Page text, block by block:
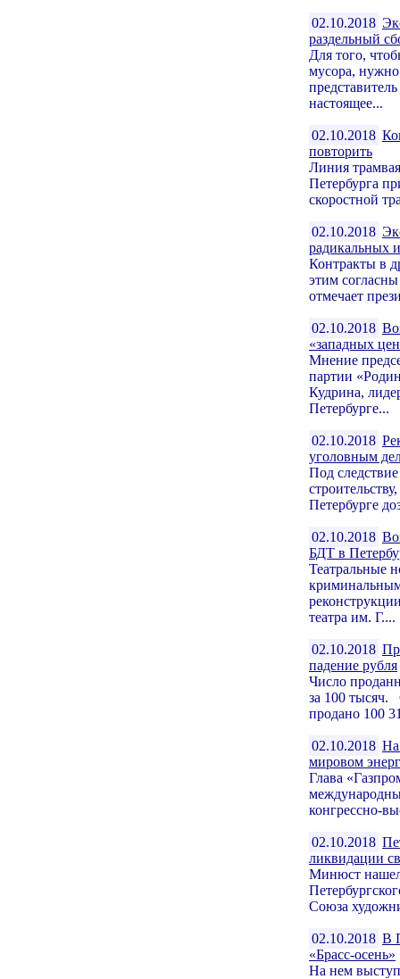
02.10.2018
раздельный
Для того,
мусора, нужно
настоящее...
02.10.2018
повторить
Линия
Петербурга
скоростной
02.10.2018
радикальных
Контракты в
этим
отмечает
02.10.2018
«западных
Мнение
партии
Кудрина,
Петербурге...
02.10.2018
уголовным
Под
Петербурге
02.10.2018
БДТ в
Театральные
театра им. Г....
02.10.2018
падение рубля
Число
за 100 тысяч.
продано 100
02.10.2018 На
мировом
Глава
конгрессно-
02.10.2018
ликвидации
Минюст нашел
Союза
02.10.2018 В
«Брасс-осень»
На нем